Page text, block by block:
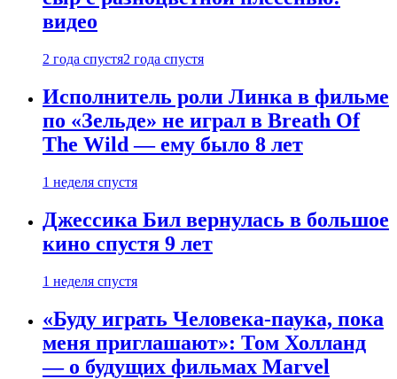
видео
2 года спустя2 года спустя
Исполнитель роли Линка в фильме
по «Зельде» не играл в Breath Of
The Wild — ему было 8 лет
1 неделя спустя
Джессика Бил вернулась в большое
кино спустя 9 лет
1 неделя спустя
«Буду играть Человека-паука, пока
меня приглашают»: Том Холланд
— о будущих фильмах Marvel